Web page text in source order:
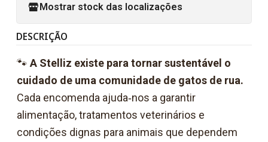
Mostrar stock das localizações
DESCRIÇÃO
🐾 A Stelliz existe para tornar sustentável o
cuidado de uma comunidade de gatos de rua.
Cada encomenda ajuda‑nos a garantir
alimentação, tratamentos veterinários e
condições dignas para animais que dependem